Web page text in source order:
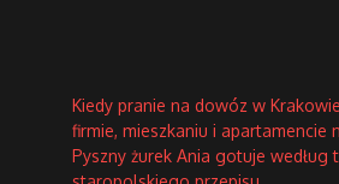
Kiedy pranie na dowóz w
firmie, mieszkaniu i apartamencie
Pyszny żurek Ania gotuje według